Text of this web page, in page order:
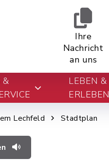
Ihre
Nachricht
an uns
&
LEBEN &
ERLEBEN
Lechfeld Stadtplan